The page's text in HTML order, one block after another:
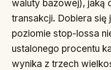
waluty bazowej), jaką
transakcji. Dobiera się
poziomie stop-lossa
ustalonego procentu
wynika z trzech